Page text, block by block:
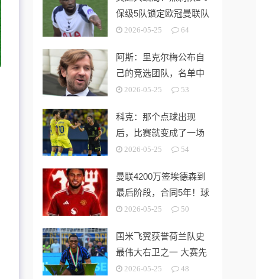
保级5队锁定欧冠曼联队
第3切尔西无缘欧战
2026-05-25 64
阿斯：里克尔梅公布自
己的竞选团队，名单中
包括多名企业家
2026-05-25 53
科克：那个点球出现
后，比赛就变成了一场
灾难
2026-05-25 54
曼联4200万签埃德森到
最后阶段，合同5年！球
员拒绝别队只等红魔
2026-05-25 50
国米飞翼获誉荷兰队史
最伟大右卫之一 大赛先
生能否比肩巴萨传奇
2026-05-25 48